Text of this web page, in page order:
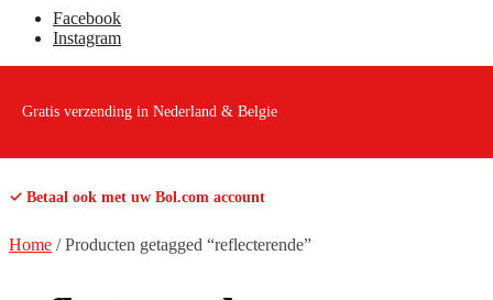
Facebook
Instagram
Gratis verzending in Nederland & Belgie
✓ Betaal ook met uw Bol.com account
Home /Producten getagged “reflecterende”